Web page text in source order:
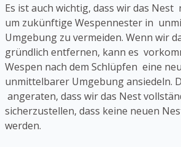
Es ist auch wichtig, dass wir das
um zukünftige Wespennester in
Umgebung zu vermeiden. Wenn wir
gründlich entfernen, kann es
Wespen nach dem Schlüpfen eine
unmittelbarer Umgebung ansiedeln.
angeraten, dass wir das Nest
sicherzustellen, dass keine neuen
werden.